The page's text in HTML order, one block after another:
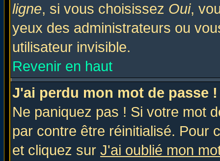
ligne, si vous choisissez Oui,
yeux des administrateurs ou
utilisateur invisible.
Revenir en haut
J'ai perdu mon mot de passe !
Ne paniquez pas ! Si votre mot
par contre être réinitialisé. Pour
et cliquez sur J'ai oublié mon